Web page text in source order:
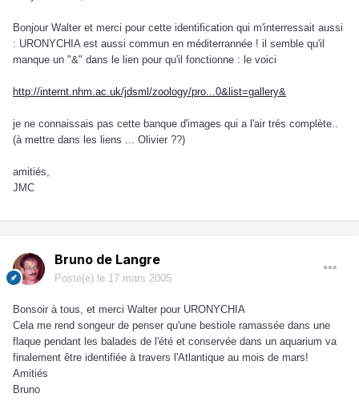
Bonjour Walter et merci pour cette identification qui m'interressait aussi
: URONYCHIA est aussi commun en méditerrannée ! il semble qu'il
manque un "&" dans le lien pour qu'il fonctionne : le voici
http://internt.nhm.ac.uk/jdsml/zoology/pro...0&list=gallery&
je ne connaissais pas cette banque d'images qui a l'air trés complète..
(à mettre dans les liens ... Olivier ??)
amitiés,
JMC
Bruno de Langre
Posté(e) le 17 mars 2005
Bonsoir à tous, et merci Walter pour URONYCHIA
Cela me rend songeur de penser qu'une bestiole ramassée dans une
flaque pendant les balades de l'été et conservée dans un aquarium va
finalement être identifiée à travers l'Atlantique au mois de mars!
Amitiés
Bruno